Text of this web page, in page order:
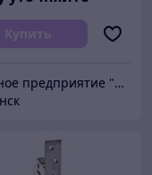
Купить
Частное предприятие "Сибалок"